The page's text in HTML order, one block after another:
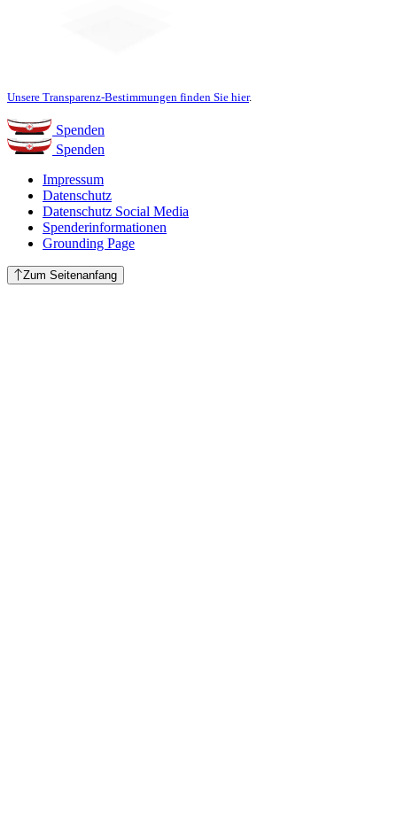
Unsere Transparenz-Bestimmungen finden Sie hier.
Spenden
Spenden
Impressum
Datenschutz
Datenschutz Social Media
Spenderinformationen
Grounding Page
Zum Seitenanfang